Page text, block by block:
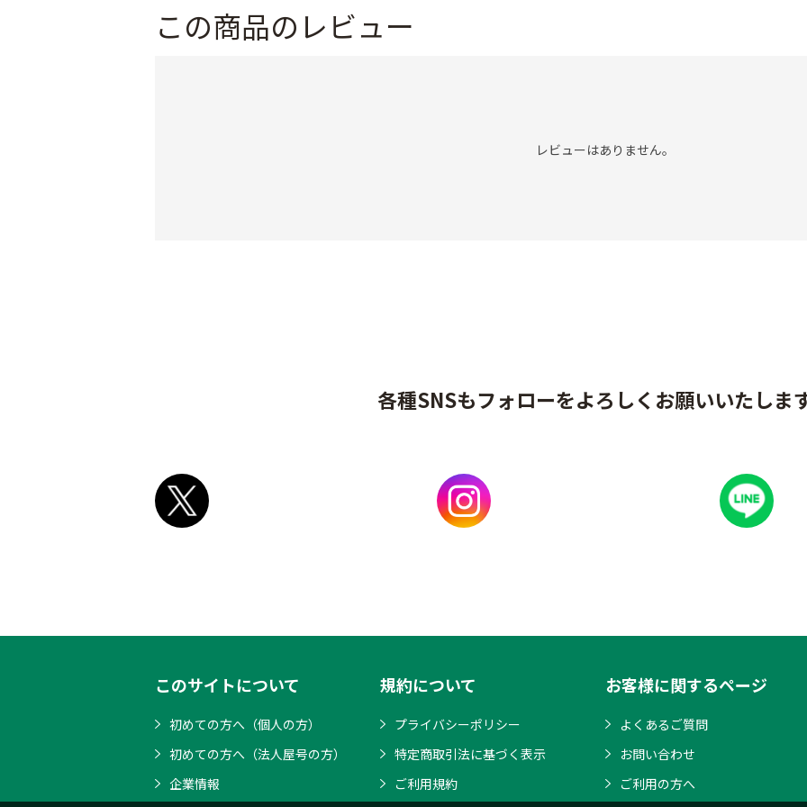
この商品のレビュー
レビューはありません。
各種SNSもフォローをよろしくお願いいたしま
このサイトについて
初めての方へ（個人の方）
初めての方へ（法人屋号の方）
企業情報
規約について
プライバシーポリシー
特定商取引法に基づく表示
ご利用規約
お客様に関するページ
よくあるご質問
お問い合わせ
ご利用の方へ